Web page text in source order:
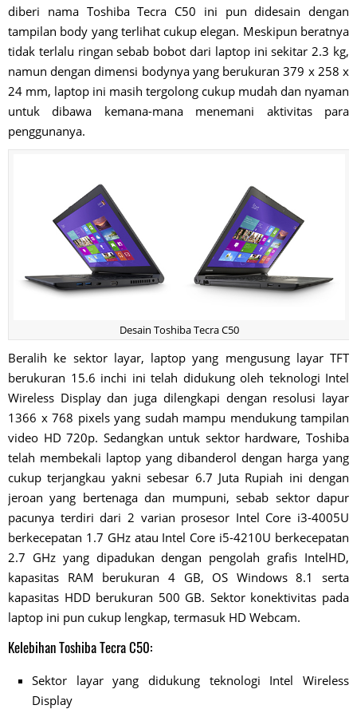
diberi nama Toshiba Tecra C50 ini pun didesain dengan
tampilan body yang terlihat cukup elegan. Meskipun beratnya
tidak terlalu ringan sebab bobot dari laptop ini sekitar 2.3 kg,
namun dengan dimensi bodynya yang berukuran 379 x 258 x
24 mm, laptop ini masih tergolong cukup mudah dan nyaman
untuk dibawa kemana-mana menemani aktivitas para
penggunanya.
Desain Toshiba Tecra C50
Beralih ke sektor layar, laptop yang mengusung layar TFT
berukuran 15.6 inchi ini telah didukung oleh teknologi Intel
Wireless Display dan juga dilengkapi dengan resolusi layar
1366 x 768 pixels yang sudah mampu mendukung tampilan
video HD 720p. Sedangkan untuk sektor hardware, Toshiba
telah membekali laptop yang dibanderol dengan harga yang
cukup terjangkau yakni sebesar 6.7 Juta Rupiah ini dengan
jeroan yang bertenaga dan mumpuni, sebab sektor dapur
pacunya terdiri dari 2 varian prosesor Intel Core i3-4005U
berkecepatan 1.7 GHz atau Intel Core i5-4210U berkecepatan
2.7 GHz yang dipadukan dengan pengolah grafis IntelHD,
kapasitas RAM berukuran 4 GB, OS Windows 8.1 serta
kapasitas HDD berukuran 500 GB. Sektor konektivitas pada
laptop ini pun cukup lengkap, termasuk HD Webcam.
Kelebihan Toshiba Tecra C50:
Sektor layar yang didukung teknologi Intel Wireless
Display